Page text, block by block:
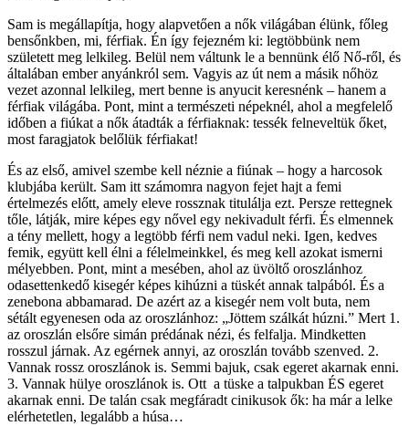
Sam is megállapítja, hogy alapvetően a nők világában élünk, főleg
bensőnkben, mi, férfiak. Én így fejezném ki: legtöbbünk nem
született meg lelkileg. Belül nem váltunk le a bennünk élő Nő-ről, és
általában ember anyánkról sem. Vagyis az út nem a másik nőhöz
vezet azonnal lelkileg, mert benne is anyucit keresnénk – hanem a
férfiak világába. Pont, mint a természeti népeknél, ahol a megfelelő
időben a fiúkat a nők átadták a férfiaknak: tessék felneveltük őket,
most faragjatok belőlük férfiakat!
És az első, amivel szembe kell néznie a fiúnak – hogy a harcosok
klubjába került. Sam itt számomra nagyon fejet hajt a femi
értelmezés előtt, amely eleve rossznak titulálja ezt. Persze rettegnek
tőle, látják, mire képes egy nővel egy nekivadult férfi. És elmennek
a tény mellett, hogy a legtöbb férfi nem vadul neki. Igen, kedves
femik, együtt kell élni a félelmeinkkel, és meg kell azokat ismerni
mélyebben. Pont, mint a mesében, ahol az üvöltő oroszlánhoz
odasettenkedő kisegér képes kihúzni a tüskét annak talpából. És a
zenebona abbamarad. De azért az a kisegér nem volt buta, nem
sétált egyenesen oda az oroszlánhoz: „Jöttem szálkát húzni.” Mert 1.
az oroszlán elsőre simán prédának nézi, és felfalja. Mindketten
rosszul járnak. Az egérnek annyi, az oroszlán tovább szenved. 2.
Vannak rossz oroszlánok is. Semmi bajuk, csak egeret akarnak enni.
3. Vannak hülye oroszlánok is. Ott a tüske a talpukban ÉS egeret
akarnak enni. De talán csak megfáradt cinikusok ők: ha már a lelke
elérhetetlen, legalább a húsa…